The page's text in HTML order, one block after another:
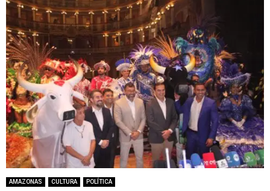
AMAZONAS CULTURA POLÍTICA